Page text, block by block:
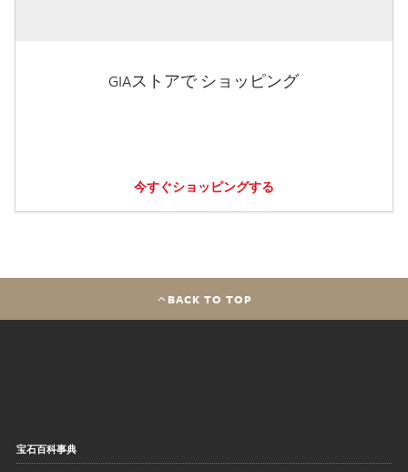
GIAストアで ショッピング
今すぐショッピングする
BACK TO TOP
宝石百科事典